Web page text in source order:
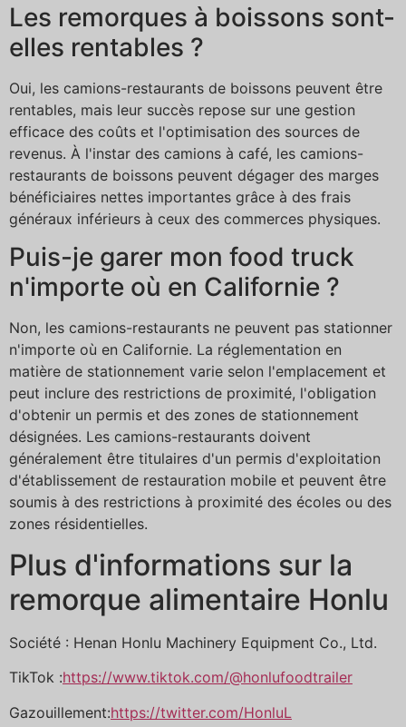
Les remorques à boissons sont-
elles rentables ?
Oui, les camions-restaurants de boissons peuvent être
rentables, mais leur succès repose sur une gestion
efficace des coûts et l'optimisation des sources de
revenus. À l'instar des camions à café, les camions-
restaurants de boissons peuvent dégager des marges
bénéficiaires nettes importantes grâce à des frais
généraux inférieurs à ceux des commerces physiques.
Puis-je garer mon food truck
n'importe où en Californie ?
Non, les camions-restaurants ne peuvent pas stationner
n'importe où en Californie. La réglementation en
matière de stationnement varie selon l'emplacement et
peut inclure des restrictions de proximité, l'obligation
d'obtenir un permis et des zones de stationnement
désignées. Les camions-restaurants doivent
généralement être titulaires d'un permis d'exploitation
d'établissement de restauration mobile et peuvent être
soumis à des restrictions à proximité des écoles ou des
zones résidentielles.
Plus d'informations sur la
remorque alimentaire Honlu
Société : Henan Honlu Machinery Equipment Co., Ltd.
TikTok :https://www.tiktok.com/@honlufoodtrailer
Gazouillement:https://twitter.com/HonluL